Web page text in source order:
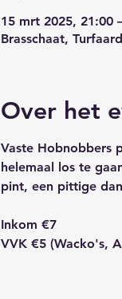
15 mrt 2025, 21:00
Brasschaat,
Over het
Vaste Hobnobbers
helemaal los te
pint, een pittige
Inkom €7
VVK €5 (Wacko's,